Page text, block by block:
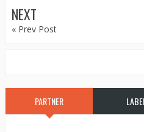
NEXT
« Prev Post
PARTNER